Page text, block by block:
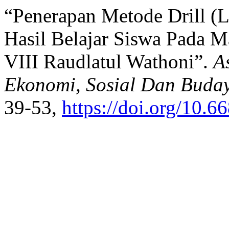
“Penerapan Metode Drill
Hasil Belajar Siswa Pada
VIII Raudlatul Wathoni”.
Ekonomi, Sosial Dan
39-53, https://doi.org/